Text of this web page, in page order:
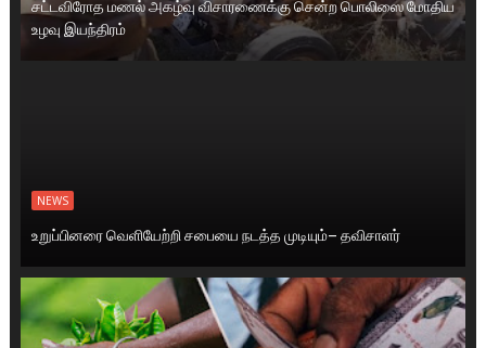
சட்டவிரோத மணல் அகழ்வு விசாரணைக்கு சென்ற பொலிஸை மோதிய
உழவு இயந்திரம்
NEWS
உறுப்பினரை வெளியேற்றி சபையை நடத்த முடியும்– தவிசாளர்